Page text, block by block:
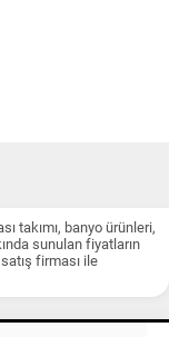
takımı, banyo ürünleri,
sunulan fiyatların
firması ile